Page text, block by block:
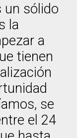
un sólido
la
a
tienen
se
el 24